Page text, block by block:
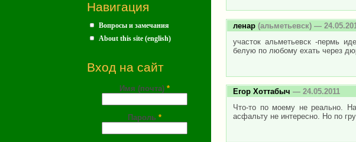
Навигация
Вопросы и замечания
About this site (english)
Вход на сайт
Имя (почта) *
Пароль *
ленар (альметьевск) —
участок альметьевск -пермь
белую по любому ехать через
Егор Хоттабыч — 24.05.2011
Что-то по моему не реально.
асфальту не интересно. Но по